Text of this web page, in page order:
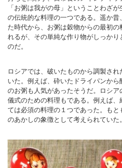
「お粥は我がの母」ということわざ
の伝統的な料理の一つである。遥か
た時代から、お粥は穀物からの最初
れるが、その単純な作り物がしっか
のだ。
ロシアでは、破いたものから調製さ
いた。例えば、砕いたドライパンか
のお粥も人気があったそうだ。ロシア
儀式のための料理もである。例えば
ては必須の料理の１つであった。も
のあかしの象徴として考えられていた。